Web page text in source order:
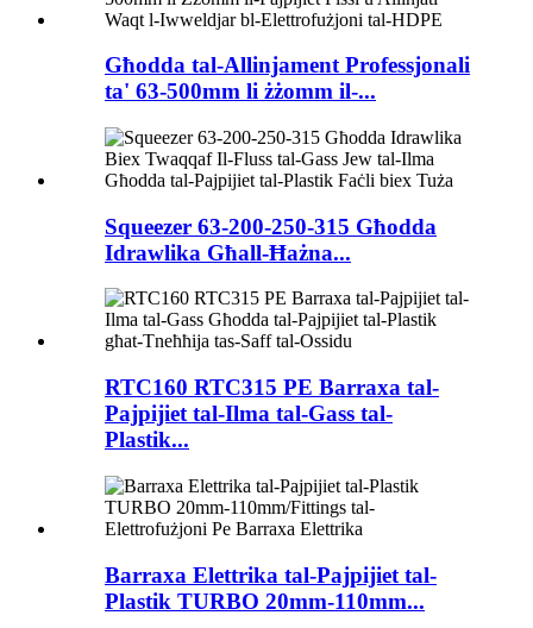
Għodda tal-Allinjament Professjonali
ta' 63-500mm li żżomm il-...
Squeezer 63-200-250-315 Għodda
Idrawlika Għall-Ħażna...
RTC160 RTC315 PE Barraxa tal-
Pajpijiet tal-Ilma tal-Gass tal-
Plastik...
Barraxa Elettrika tal-Pajpijiet tal-
Plastik TURBO 20mm-110mm...